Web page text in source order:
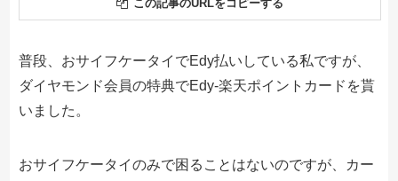
この記事のURLをコピーする
普段、おサイフケータイでEdy払いしている私ですが、
ダイヤモンド会員の特典でEdy-楽天ポイントカードを貰
いました。
おサイフケータイのみで困ることはないのですが、カー